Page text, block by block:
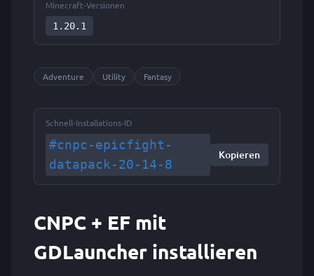
Minecraft-Versionen
1.20.1
Adventure Utility Fantasy
Schnell-Installations-ID
#cnpc-epicfight-
datapack-20-14-8
Kopieren
CNPC + EF mit
GDLauncher installieren